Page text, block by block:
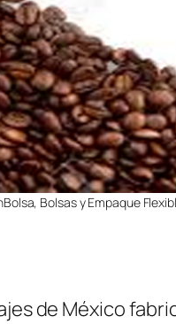
Bolsa, Bolsas y Empaque
de México